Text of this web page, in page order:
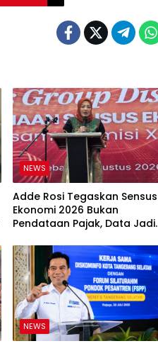
NEWS
Adde Rosi Tegaskan Sensus
Ekonomi 2026 Bukan
Pendataan Pajak, Data Jadi
NEWS